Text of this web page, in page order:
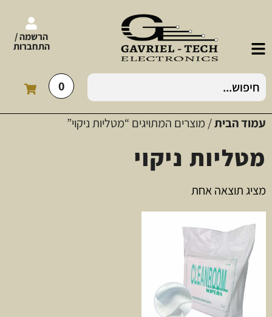
הרשמה /
התחברות
0
עמוד הבית/ מוצרים המתויגים “מטליות ניקוי”
מטליות ניקוי
מציג תוצאה אחת